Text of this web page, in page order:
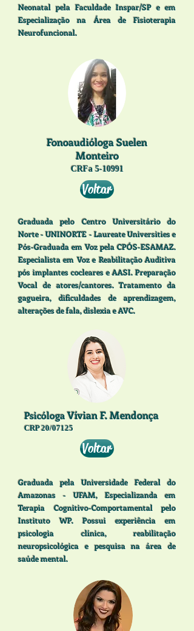
Neonatal pela Faculdade Inspar/SP e em
Especialização na Área de Fisioterapia
Neurofuncional.
Fonoaudióloga Suelen
Monteiro
CRFa 5-10991
Voltar
Graduada pelo Centro Universitário do
Norte - UNINORTE - Laureate Universities e
Pós-Graduada em Voz pela CPÓS-ESAMAZ.
Especialista em Voz e Reabilitação Auditiva
pós implantes cocleares e AASI. Preparação
Vocal de atores/cantores. Tratamento da
gagueira, dificuldades de aprendizagem,
alterações de fala, dislexia e AVC.
PsicólogaVívian F. Mendonça
CRP 20/07125
Voltar
Graduada pela Universidade Federal do
Amazonas - UFAM, Especializanda em
Terapia Cognitivo-Comportamental pelo
Instituto WP. Possui experiência em
psicologia clínica, reabilitação
neuropsicológica e pesquisa na área de
saúde mental.